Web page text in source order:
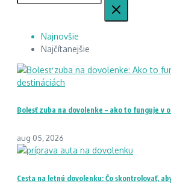
Najnovšie
Najčítanejšie
Bolesť zuba na dovolenke – ako to funguje v
aug 05, 2026
Cesta na letnú dovolenku: Čo skontrolovať,